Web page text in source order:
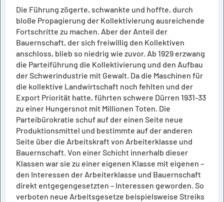
Die Führung zögerte, schwankte und hoffte, durch
bloße Propagierung der Kollektivierung ausreichende
Fortschritte zu machen. Aber der Anteil der
Bauernschaft, der sich freiwillig den Kollektiven
anschloss, blieb so niedrig wie zuvor. Ab 1929 erzwang
die Parteiführung die Kollektivierung und den Aufbau
der Schwerindustrie mit Gewalt. Da die Maschinen für
die kollektive Landwirtschaft noch fehlten und der
Export Priorität hatte, führten schwere Dürren 1931-33
zu einer Hungersnot mit Millionen Toten. Die
Parteibürokratie schuf auf der einen Seite neue
Produktionsmittel und bestimmte auf der anderen
Seite über die Arbeitskraft von Arbeiterklasse und
Bauernschaft. Von einer Schicht innerhalb dieser
Klassen war sie zu einer eigenen Klasse mit eigenen –
den Interessen der Arbeiterklasse und Bauernschaft
direkt entgegengesetzten – Interessen geworden. So
verboten neue Arbeitsgesetze beispielsweise Streiks